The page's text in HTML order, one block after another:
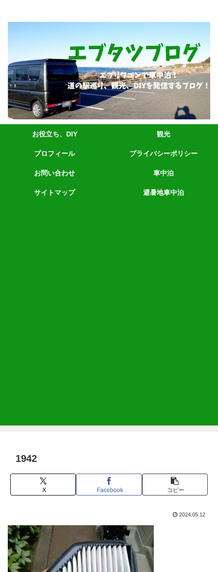
お役立ち、DIY 観光
プロフィール プライバシーポリシー
お問い合わせ 車中泊
サイトマップ 避暑地車中泊
1942
X Facebook コピー
2024.05.12